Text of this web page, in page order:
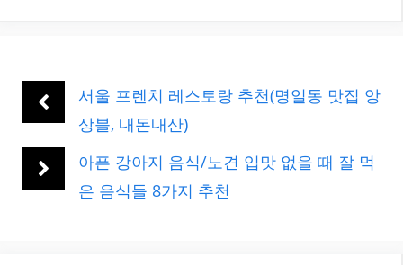
서울 프렌치 레스토랑 추천(명일동 맛집 앙
상블, 내돈내산)
아픈 강아지 음식/노견 입맛 없을 때 잘 먹
은 음식들 8가지 추천